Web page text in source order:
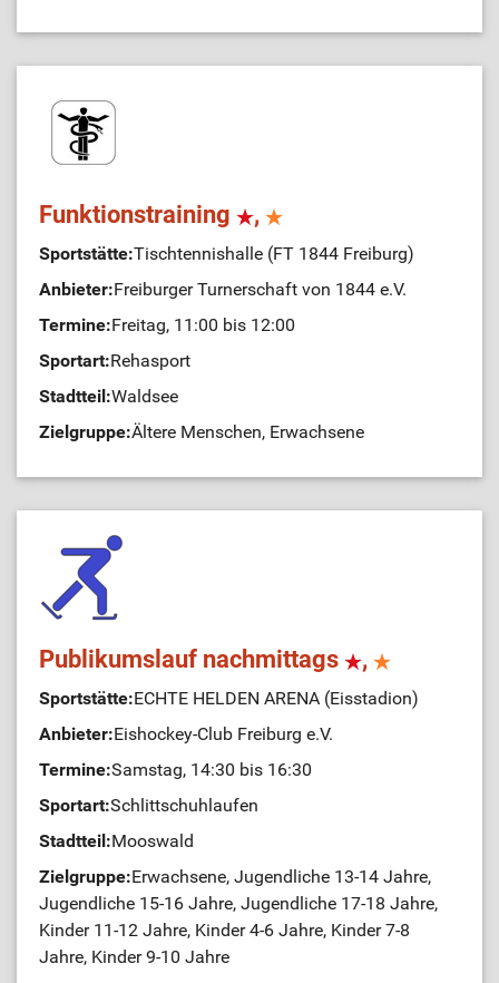
Funktionstraining ,
Sportstätte:Tischtennishalle (FT 1844 Freiburg)
Anbieter:Freiburger Turnerschaft von 1844 e.V.
Termine:Freitag, 11:00 bis 12:00
Sportart:Rehasport
Stadtteil:Waldsee
Zielgruppe:Ältere Menschen, Erwachsene
Publikumslauf nachmittags ,
Sportstätte:ECHTE HELDEN ARENA (Eisstadion)
Anbieter:Eishockey-Club Freiburg e.V.
Termine:Samstag, 14:30 bis 16:30
Sportart:Schlittschuhlaufen
Stadtteil:Mooswald
Zielgruppe:Erwachsene, Jugendliche 13-14 Jahre,
Jugendliche 15-16 Jahre, Jugendliche 17-18 Jahre,
Kinder 11-12 Jahre, Kinder 4-6 Jahre, Kinder 7-8
Jahre, Kinder 9-10 Jahre